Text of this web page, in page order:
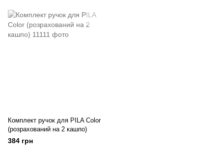
Комплект ручок для PILA Color
(розрахований на 2 кашпо)
384 грн